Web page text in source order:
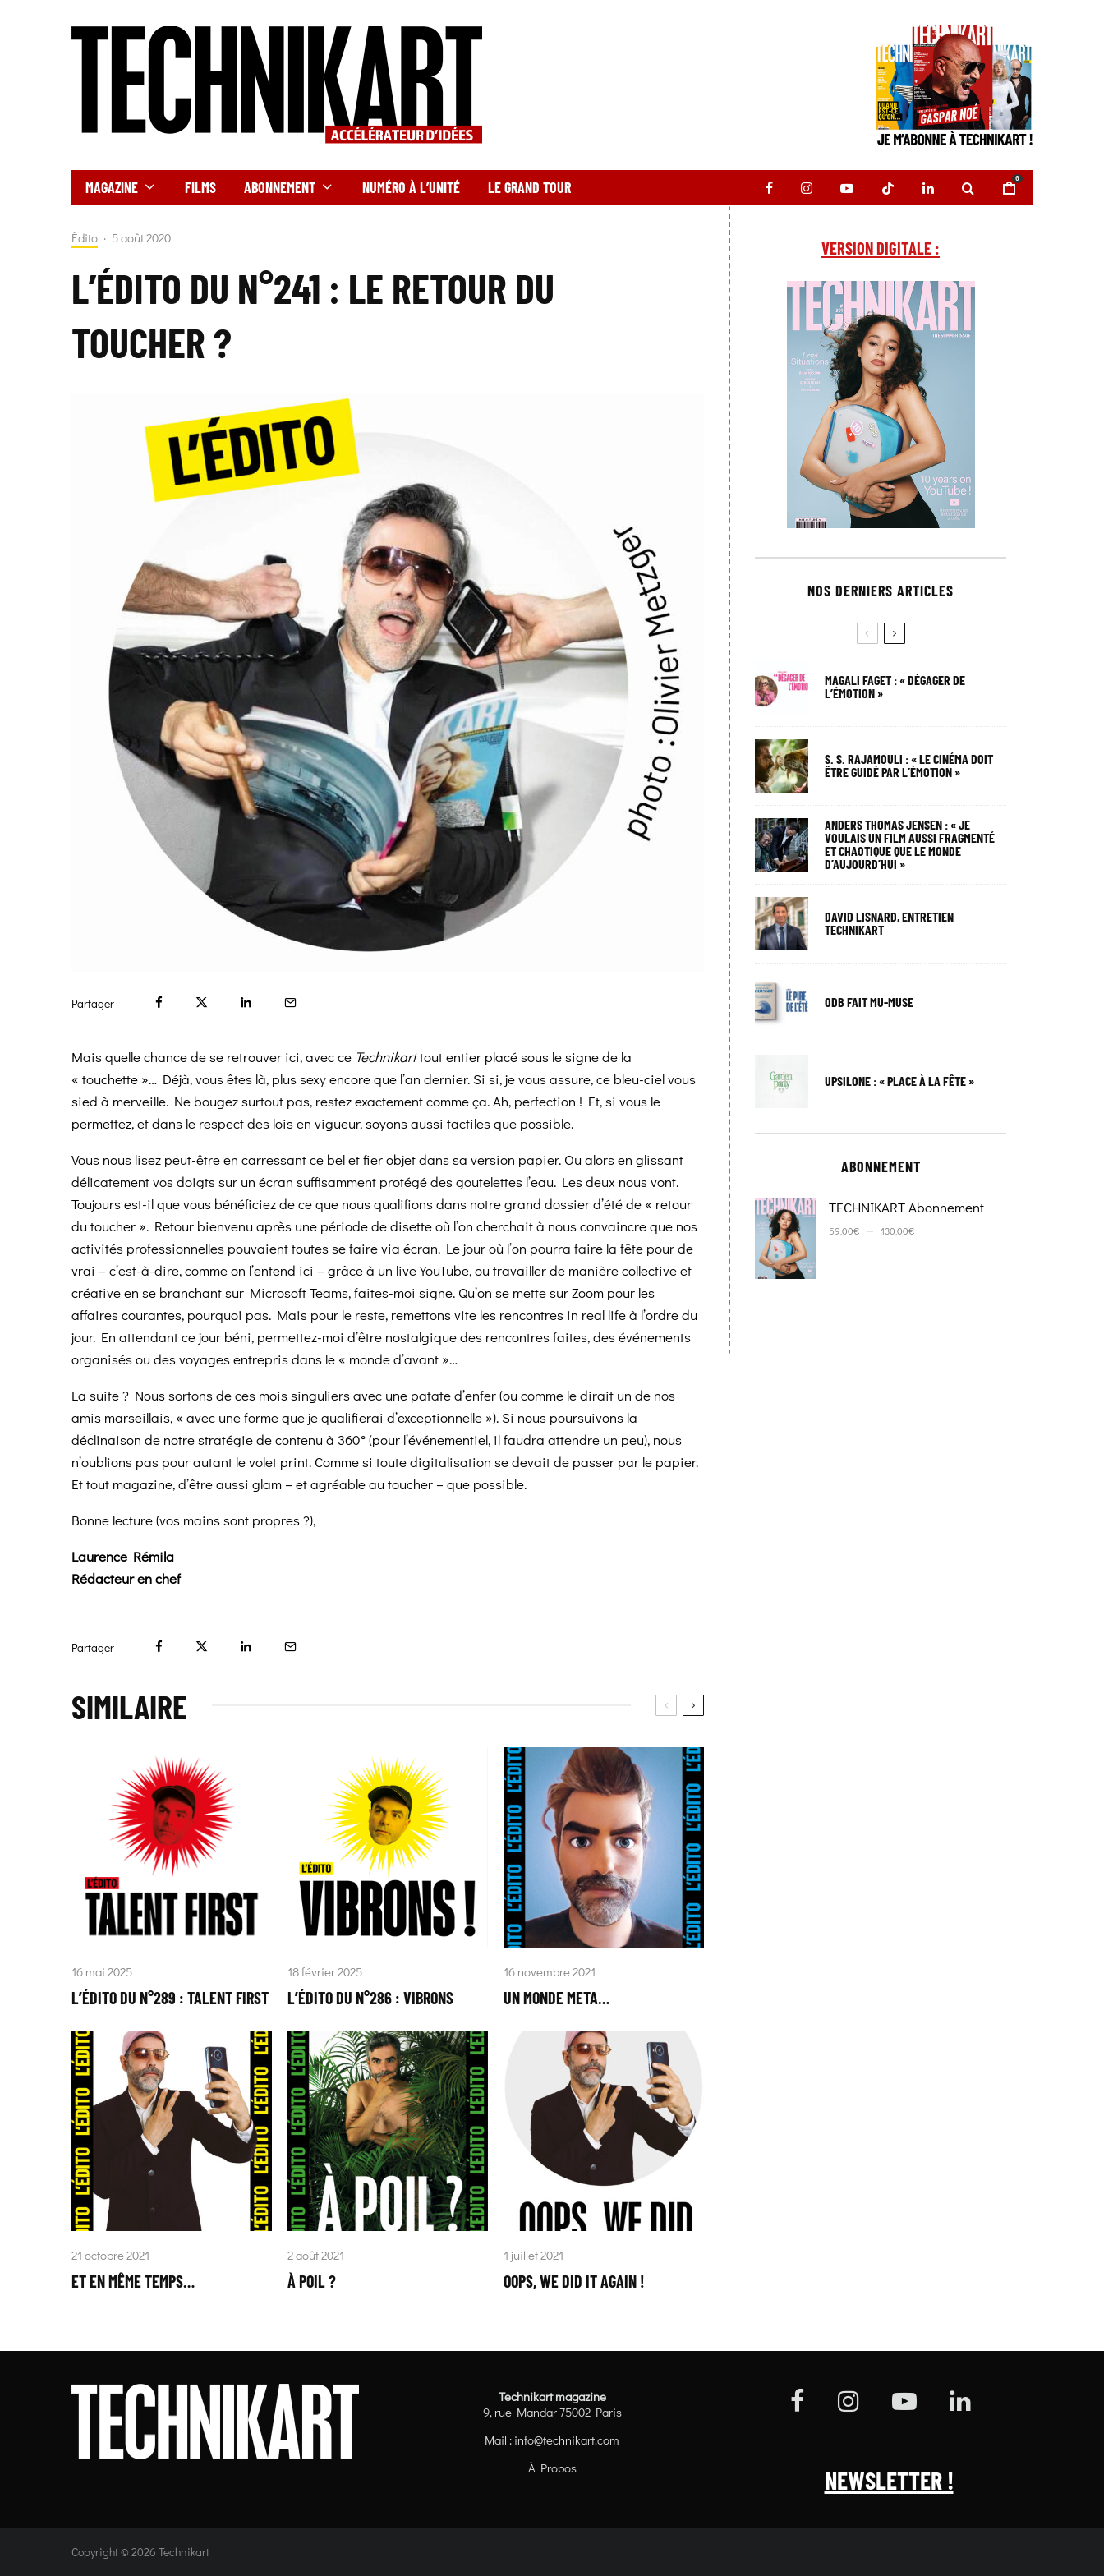
MAGAZINE FILMS ABONNEMENT NUMÉRO À L’UNITÉ LE GRAND TOUR 0
Édito · 5 août 2020
L’ÉDITO DU N°241 : LE RETOUR DU
TOUCHER ?
Partager
Mais quelle chance de se retrouver ici, avec ce Technikarttout entier placé sous le signe de la
« touchette »… Déjà, vous êtes là, plus sexy encore que l’an dernier. Si si, je vous assure, ce bleu-ciel vous
sied à merveille. Ne bougez surtout pas, restez exactement comme ça. Ah, perfection ! Et, si vous le
permettez, et dans le respect des lois en vigueur, soyons aussi tactiles que possible.
Vous nous lisez peut-être en carressant ce bel et fier objet dans sa version papier. Ou alors en glissant
délicatement vos doigts sur un écran suffisamment protégé des goutelettes l’eau. Les deux nous vont.
Toujours est-il que vous bénéficiez de ce que nous qualifions dans notre grand dossier d’été de « retour
du toucher ». Retour bienvenu après une période de disette où l’on cherchait à nous convaincre que nos
activités professionnelles pouvaient toutes se faire via écran. Le jour où l’on pourra faire la fête pour de
vrai – c’est-à-dire, comme on l’entend ici – grâce à un live YouTube, ou travailler de manière collective et
créative en se branchant sur Microsoft Teams, faites-moi signe. Qu’on se mette sur Zoom pour les
affaires courantes, pourquoi pas. Mais pour le reste, remettons vite les rencontres in real life à l’ordre du
jour. En attendant ce jour béni, permettez-moi d’être nostalgique des rencontres faites, des événements
organisés ou des voyages entrepris dans le « monde d’avant »…
La suite ? Nous sortons de ces mois singuliers avec une patate d’enfer (ou comme le dirait un de nos
amis marseillais, « avec une forme que je qualifierai d’exceptionnelle »). Si nous poursuivons la
déclinaison de notre stratégie de contenu à 360° (pour l’événementiel, il faudra attendre un peu), nous
n’oublions pas pour autant le volet print. Comme si toute digitalisation se devait de passer par le papier.
Et tout magazine, d’être aussi glam – et agréable au toucher – que possible.
Bonne lecture (vos mains sont propres ?),
Laurence Rémila
Rédacteur en chef
Partager
SIMILAIRE
16 mai 2025
L’ÉDITO DU N°289 : TALENT FIRST
18 février 2025
L’ÉDITO DU N°286 : VIBRONS
16 novembre 2021
UN MONDE META…
21 octobre 2021
ET EN MÊME TEMPS…
2 août 2021
À POIL ?
1 juillet 2021
OOPS, WE DID IT AGAIN !
VERSION DIGITALE :
NOS DERNIERS ARTICLES
MAGALI FAGET : « DÉGAGER DE
L’ÉMOTION »
S. S. RAJAMOULI : « LE CINÉMA DOIT
ÊTRE GUIDÉ PAR L’ÉMOTION »
ANDERS THOMAS JENSEN : « JE
VOULAIS UN FILM AUSSI FRAGMENTÉ
ET CHAOTIQUE QUE LE MONDE
D’AUJOURD’HUI »
DAVID LISNARD, ENTRETIEN
TECHNIKART
ODB FAIT MU-MUSE
UPSILONE : « PLACE À LA FÊTE »
ABONNEMENT
TECHNIKART Abonnement
59,00€ – 130,00€
Technikart magazine
9, rue Mandar 75002 Paris
Mail : info@technikart.com
À Propos
NEWSLETTER !
Copyright © 2026 Technikart